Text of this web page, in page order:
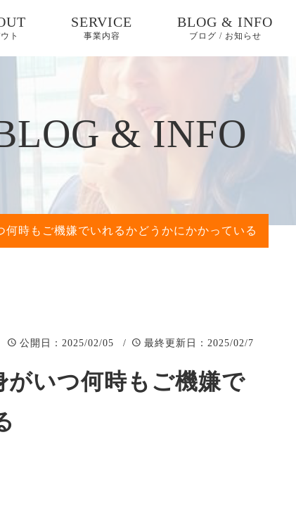
ト
SERVICE
事業内容
サルティング
商品開発支援/地域資
源活用
官民連携
行政、地方自治体、商
講演/研修
変革する時代に寄り添
BLOG & INFO
ブログ / お知らせ
地域資源活用
まちづくり
官民連携PJ
& INFO
時もご機嫌でいれるかどうかにかかっている
公開日 ：2025/02/05 / 最終更新日 ：2025/02/7
がいつ何時もご機嫌で